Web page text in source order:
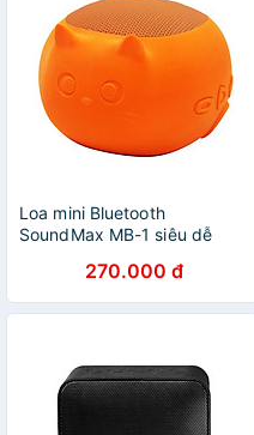
Loa mini Bluetooth
SoundMax MB-1 siêu dễ
Hàng chính hãng
270.000 đ